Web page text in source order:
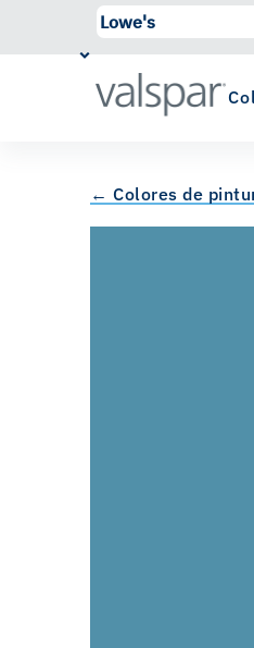
← Colores de